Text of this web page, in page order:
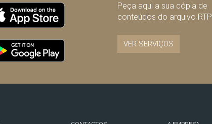
Peça aqui a sua cópia de
conteúdos do arquivo RTP
VER SERVIÇOS